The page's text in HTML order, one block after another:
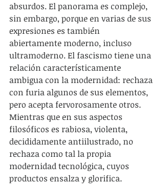
absurdos. El panorama es complejo,
sin embargo, porque en varias de sus
expresiones es también
abiertamente moderno, incluso
ultramoderno. El fascismo tiene una
relación característicamente
ambigua con la modernidad: rechaza
con furia algunos de sus elementos,
pero acepta fervorosamente otros.
Mientras que en sus aspectos
filosóficos es rabiosa, violenta,
decididamente antiilustrado, no
rechaza como tal la propia
modernidad tecnológica, cuyos
productos ensalza y glorifica.